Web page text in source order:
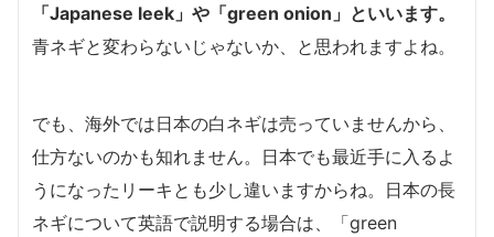
「Japanese leek」 や 「green onion」 といいます。
青ネギと変わらないじゃないか、と思われますよね。
でも、海外では日本の白ネギは売っていませんから、
仕方ないのかも知れません。日本でも最近手に入るよ
うになったリーキとも少し違いますからね。日本の長
ネギについて英語で説明する場合は、「green